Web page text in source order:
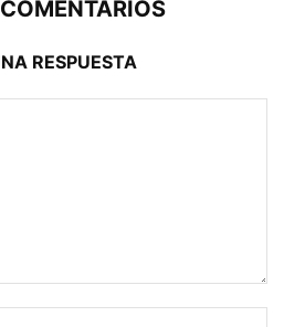
RESPUESTA